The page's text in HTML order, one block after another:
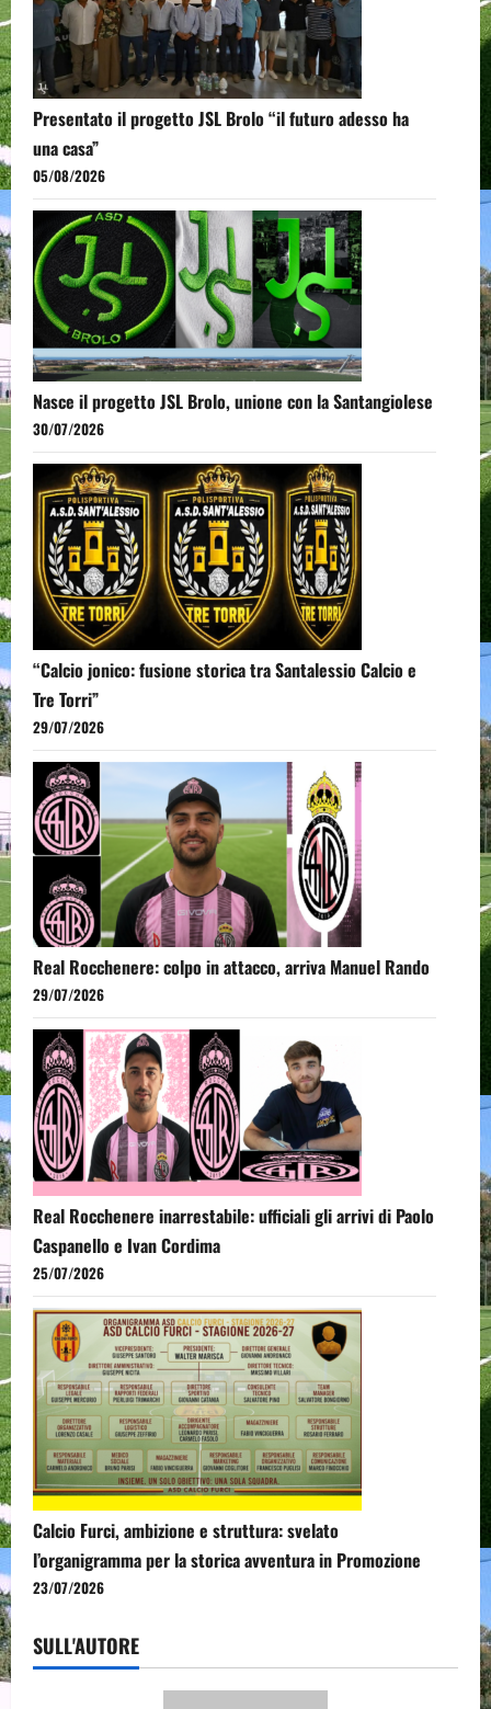
Presentato il progetto JSL Brolo “il futuro adesso ha
una casa”
05/08/2026
Nasce il progetto JSL Brolo, unione con la Santangiolese
30/07/2026
“Calcio jonico: fusione storica tra Santalessio Calcio e
Tre Torri”
29/07/2026
Real Rocchenere: colpo in attacco, arriva Manuel Rando
29/07/2026
Real Rocchenere inarrestabile: ufficiali gli arrivi di Paolo
Caspanello e Ivan Cordima
25/07/2026
Calcio Furci, ambizione e struttura: svelato
l’organigramma per la storica avventura in Promozione
23/07/2026
SULL'AUTORE